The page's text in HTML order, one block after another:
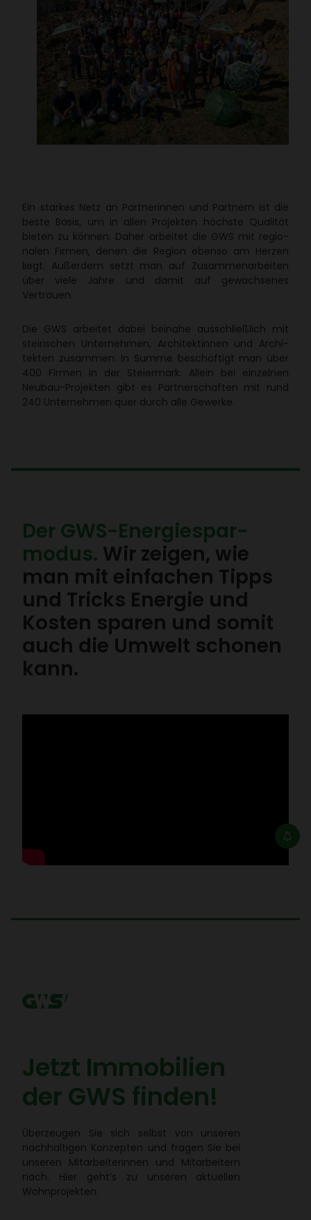
Ein starkes Netz an Part­ne­rinnen und Part­nern ist die
beste Basis, um in allen Projekten höchste Qualität
bieten zu können. Daher arbeitet die GWS mit regio­
nalen Firmen, denen die Region ebenso am Herzen
liegt. Außerdem setzt man auf Zusam­men­ar­beiten
über viele Jahre und damit auf gewach­senes
Vertrauen.
Die GWS arbeitet dabei beinahe ausschließ­lich mit
stei­ri­schen Unter­nehmen, Archi­tek­tinnen und Archi­
tekten zusammen. In Summe beschäf­tigt man über
400 Firmen in der Stei­er­mark. Allein bei einzelnen
Neubau-Projekten gibt es Part­ner­schaften mit rund
240 Unter­nehmen quer durch alle Gewerke.
Der GWS-Ener­gie­spar­
modus. Wir zeigen, wie
man mit einfa­chen Tipps
und Tricks Energie und
Kosten sparen und somit
auch die Umwelt schonen
kann.
Jetzt Immo­bi­lien
der GWS finden!
Überzeugen Sie sich selbst von unseren
nach­hal­tigen Konzepten und fragen Sie bei
unseren Mitar­bei­te­rinnen und Mitar­bei­tern
nach. Hier geht’s zu unseren aktu­ellen
Wohn­pro­jekten.